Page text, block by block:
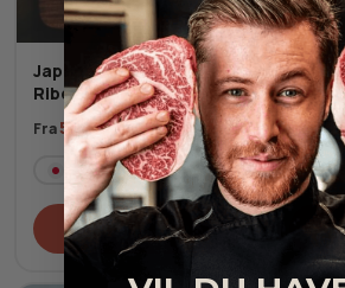
Japansk A5+ Wagyu
Ribeye MBS 10-12
Fra518,00kr.878,00kr.
Fersk
Tilføj til kurv
100g
95,00
Fersk